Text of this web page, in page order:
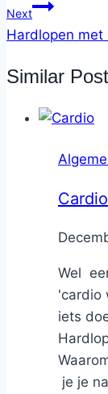
Next
Hardlopen met
Similar
Cardio
By
Wel
'cardio
iets
je je